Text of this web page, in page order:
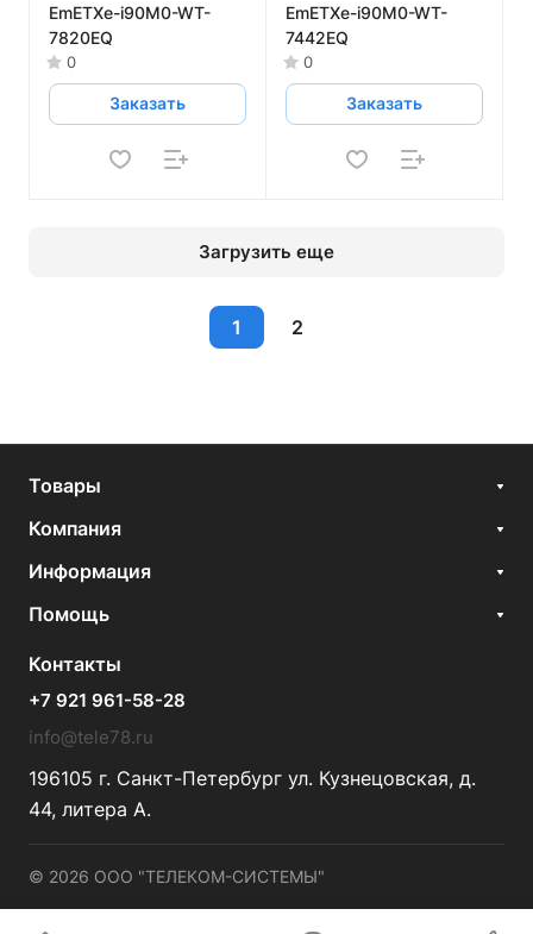
EmETXe-i90M0-WT-
7820EQ
0
Заказать
EmETXe-i90M0-WT-
7442EQ
0
Заказать
Загрузить еще
1 2
Товары
Компания
Информация
Помощь
Контакты
+7 921 961-58-28
info@tele78.ru
196105 г. Санкт-Петербург ул. Кузнецовская, д.
44, литера А.
© 2026 ООО "ТЕЛЕКОМ-СИСТЕМЫ"